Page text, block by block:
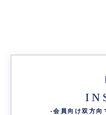
-会員向け双方向